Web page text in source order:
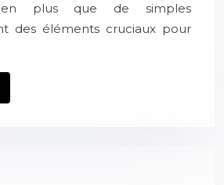
plus que de simples
des éléments cruciaux pour